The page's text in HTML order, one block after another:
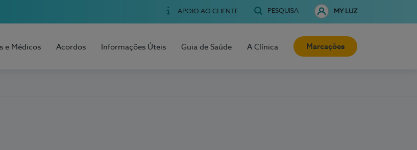
APOIO AO CLIENTE PESQUISA MY LUZ
e Médicos Acordos Informações Úteis Guia de Saúde A Clínica Marcações